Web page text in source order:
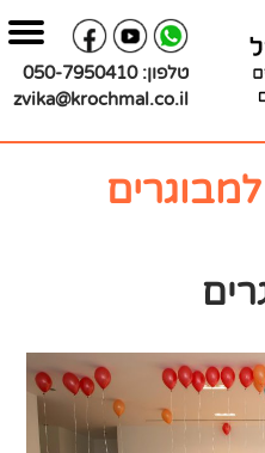
טלפון:050-7950410
zvika@krochmal.co.il